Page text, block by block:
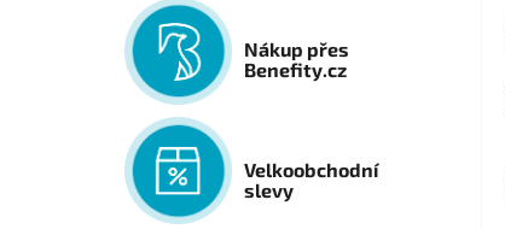
Nákup přes
Benefity.cz
Velkoobchodní
slevy